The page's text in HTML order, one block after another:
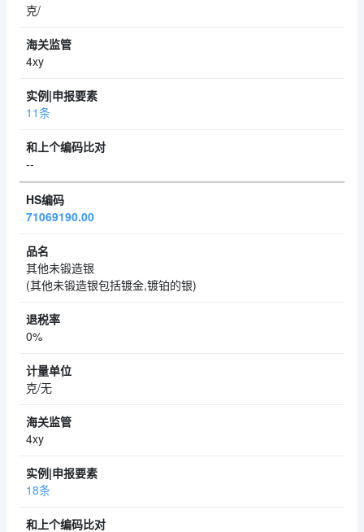
克/
4xy
11条
--
71069190.00
其他未锻造银
(其他未锻造银包括镀金,镀铂的银)
0%
克/无
4xy
18条